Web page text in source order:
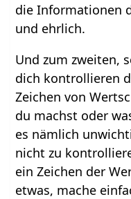
die Informationen
und ehrlich.
Und zum zweiten,
dich kontrollieren
Zeichen von
du machst oder
es nämlich
nicht zu
ein Zeichen der
etwas, mache